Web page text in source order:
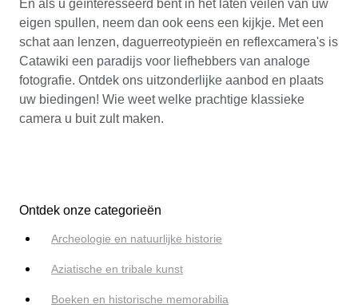
En als u geïnteresseerd bent in het laten veilen van uw
eigen spullen, neem dan ook eens een kijkje. Met een
schat aan lenzen, daguerreotypieën en reflexcamera's is
Catawiki een paradijs voor liefhebbers van analoge
fotografie. Ontdek ons uitzonderlijke aanbod en plaats
uw biedingen! Wie weet welke prachtige klassieke
camera u buit zult maken.
Ontdek onze categorieën
Archeologie en natuurlijke historie
Aziatische en tribale kunst
Boeken en historische memorabilia